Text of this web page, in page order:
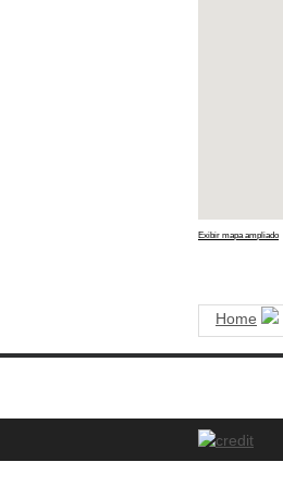
Exibir mapa ampliado
Home